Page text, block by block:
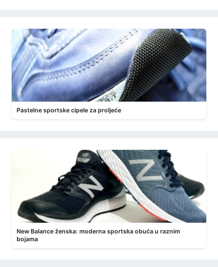
Pastelne sportske cipele za proljeće
New Balance ženska: moderna sportska obuća u raznim
bojama